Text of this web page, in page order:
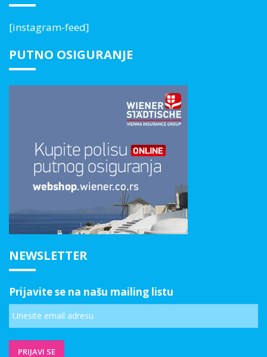
[instagram-feed]
PUTNO OSIGURANJE
NEWSLETTER
Prijavite se na našu mailing listu